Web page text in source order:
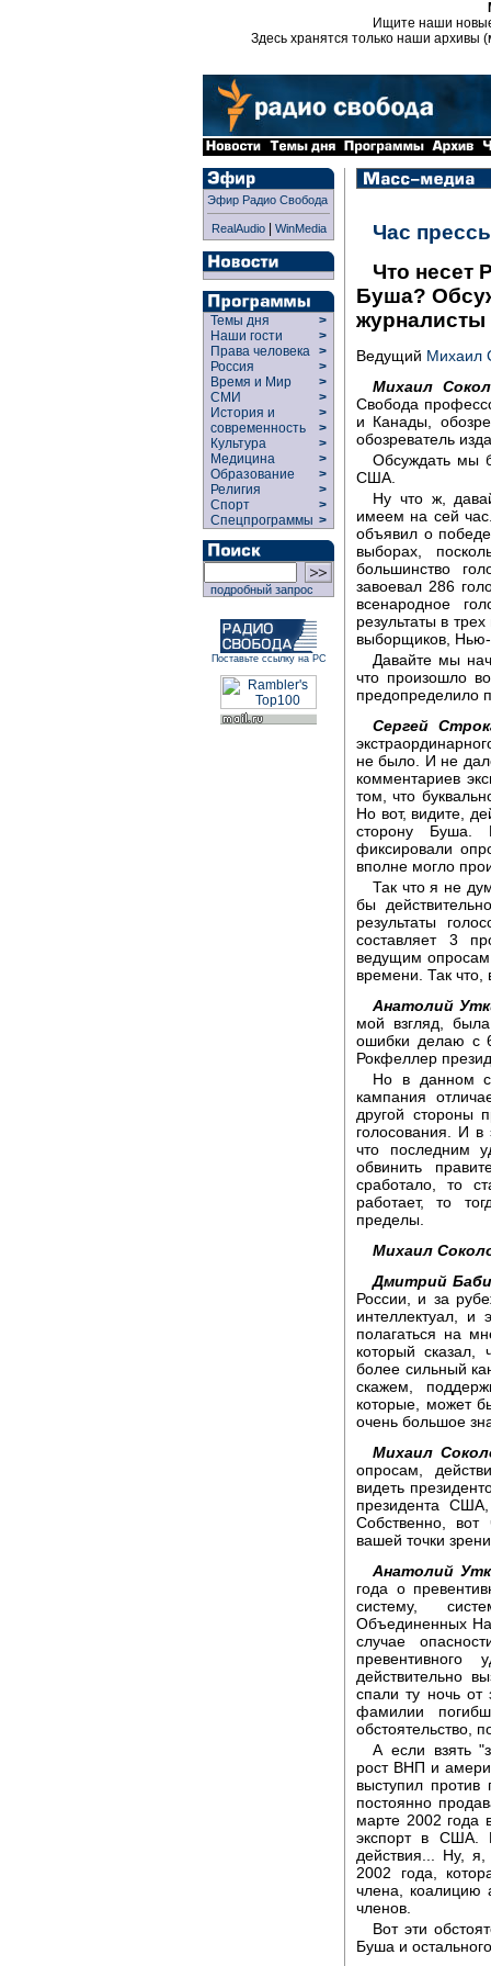
Ищите наши
Здесь хранятся только наши архивы
Эфир Радио Свобода
RealAudio| WinMedia
Темы дня
>
Наши гости
>
Права человека >
Россия
>
Время и Мир
>
СМИ
>
История и
современность
>
>
Культура
>
Медицина
>
Образование
>
Религия
>
Спорт
>
Спецпрограммы >
подробный запрос
Поставьте ссылку на РС
Час
Что несет
Буша?
журналисты
Ведущий Михаил
Михаил
Свобода
и Канады,
обозреватель
Обсуждать мы
США.
Ну что ж,
имеем на сей
объявил о
выборах,
большинство
завоевал 286
всенародное
результаты в
выборщиков,
Давайте мы
что произошло
предопределило
Сергей
не было. И не
комментариев
том, что
Но вот, видите,
сторону
фиксировали
вполне могло
Так что я не
бы
результаты
составляет 3
ведущим
времени. Так
Анатолий
мой взгляд,
ошибки делаю с
Рокфеллер
Но в данном
кампания
другой стороны
голосования. И
что последним
обвинить
сработало, то
работает, то
пределы.
Михаил
Дмитрий
России, и за
интеллектуал, и
полагаться на
который
более сильный
скажем,
которые, может
очень большое
Михаил
опросам,
видеть
президента
Собственно, вот
вашей точки
Анатолий
года о
систему,
Объединенных
случае
действительно
спали ту ночь
фамилии
обстоятельство,
А если взять
рост ВНП и
выступил против
постоянно
марте 2002 года
экспорт в США.
действия... Ну,
2002 года,
члена, коалицию
членов.
Вот эти
Буша и